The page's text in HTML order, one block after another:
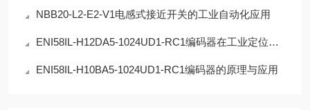
NBB20-L2-E2-V1电感式接近开关的工业自动化应用
ENI58IL-H12DA5-1024UD1-RC1编码器在工业定位中的应用
ENI58IL-H10BA5-1024UD1-RC1编码器的原理与应用